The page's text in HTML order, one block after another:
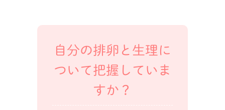
自分の排卵と生理に
ついて把握していま
すか？